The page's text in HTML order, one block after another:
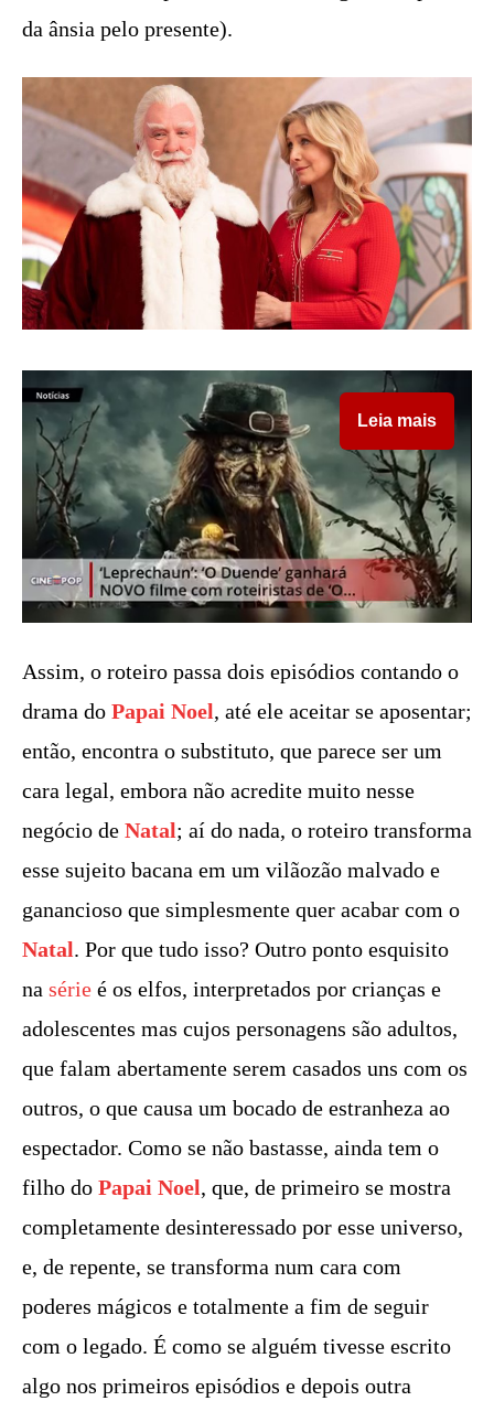
da ânsia pelo presente).
Leia mais
Assim, o roteiro passa dois episódios contando o
drama do Papai Noel, até ele aceitar se aposentar;
então, encontra o substituto, que parece ser um
cara legal, embora não acredite muito nesse
negócio de Natal; aí do nada, o roteiro transforma
esse sujeito bacana em um vilãozão malvado e
ganancioso que simplesmente quer acabar com o
Natal. Por que tudo isso? Outro ponto esquisito
na série é os elfos, interpretados por crianças e
adolescentes mas cujos personagens são adultos,
que falam abertamente serem casados uns com os
outros, o que causa um bocado de estranheza ao
espectador. Como se não bastasse, ainda tem o
filho do Papai Noel, que, de primeiro se mostra
completamente desinteressado por esse universo,
e, de repente, se transforma num cara com
poderes mágicos e totalmente a fim de seguir
com o legado. É como se alguém tivesse escrito
algo nos primeiros episódios e depois outra